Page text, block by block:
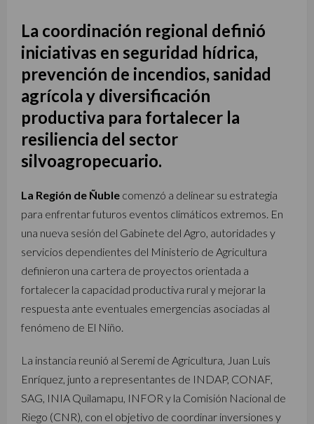
La coordinación regional definió
iniciativas en seguridad hídrica,
prevención de incendios, sanidad
agrícola y diversificación
productiva para fortalecer la
resiliencia del sector
silvoagropecuario.
La Región de Ñuble comenzó a delinear su estrategia
para enfrentar futuros eventos climáticos extremos. En
una nueva sesión del Gabinete del Agro, autoridades y
servicios dependientes del Ministerio de Agricultura
definieron una cartera de proyectos orientada a
fortalecer la capacidad productiva rural y mejorar la
respuesta ante eventuales emergencias asociadas al
fenómeno de El Niño.
La instancia reunió al Seremi de Agricultura, Juan Luis
Enríquez, junto a representantes de INDAP, CONAF,
SAG, INIA Quilamapu, INFOR y la Comisión Nacional de
Riego (CNR), con el objetivo de coordinar inversiones y